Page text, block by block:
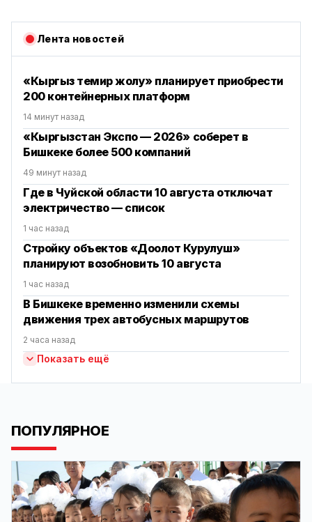
Лента новостей
«Кыргыз темир жолу» планирует приобрести
200 контейнерных платформ
14 минут назад
«Кыргызстан Экспо — 2026» соберет в
Бишкеке более 500 компаний
49 минут назад
Где в Чуйской области 10 августа отключат
электричество — список
1 час назад
Стройку объектов «Доолот Курулуш»
планируют возобновить 10 августа
1 час назад
В Бишкеке временно изменили схемы
движения трех автобусных маршрутов
2 часа назад
Показать ещё
ПОПУЛЯРНОЕ